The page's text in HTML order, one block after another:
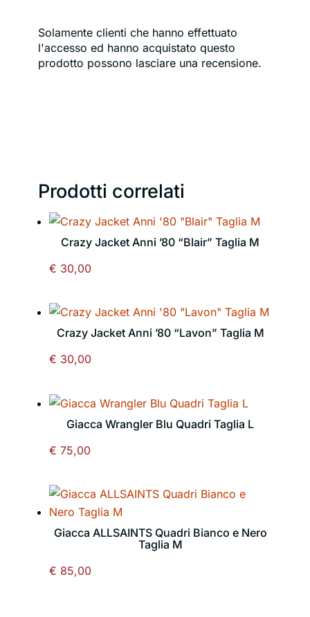
Solamente clienti che hanno effettuato
l'accesso ed hanno acquistato questo
prodotto possono lasciare una recensione.
Prodotti correlati
Crazy Jacket Anni ’80 “Blair” Taglia M
€ 30,00
Crazy Jacket Anni ’80 “Lavon” Taglia M
€ 30,00
Giacca Wrangler Blu Quadri Taglia L
€ 75,00
Giacca ALLSAINTS Quadri Bianco e Nero
Taglia M
€ 85,00